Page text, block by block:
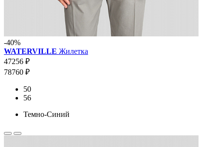
-40%
WATERVILLE Жилетка
47256 ₽
78760 ₽
50
56
Темно-Синий